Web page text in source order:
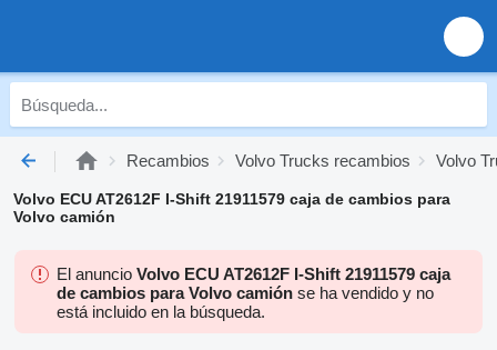
Recambios Volvo Trucks recambios Volvo
Volvo ECU AT2612F I-Shift 21911579 caja de cambios para
Volvo camión
El anuncio Volvo ECU AT2612F I-Shift 21911579 caja
de cambios para Volvo camión se ha vendido y no
está incluido en la búsqueda.